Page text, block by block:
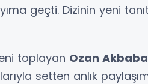
geçti. Dizinin yeni
toplayan Ozan Akbaba
setten anlık